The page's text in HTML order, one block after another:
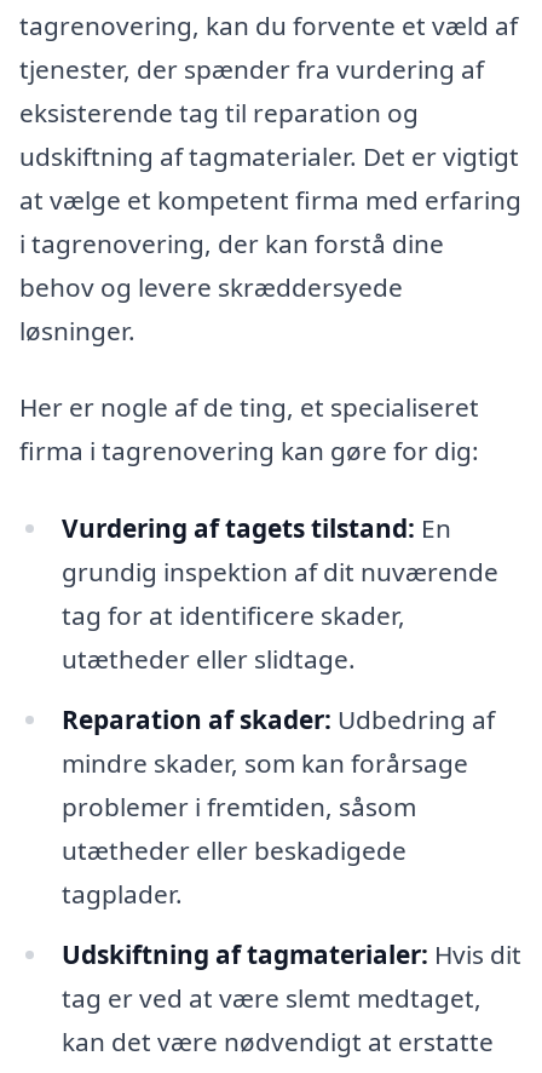
tagrenovering, kan du forvente et væld af
tjenester, der spænder fra vurdering af
eksisterende tag til reparation og
udskiftning af tagmaterialer. Det er vigtigt
at vælge et kompetent firma med erfaring
i tagrenovering, der kan forstå dine
behov og levere skræddersyede
løsninger.
Her er nogle af de ting, et specialiseret
firma i tagrenovering kan gøre for dig:
Vurdering af tagets tilstand: En
grundig inspektion af dit nuværende
tag for at identificere skader,
utætheder eller slidtage.
Reparation af skader: Udbedring af
mindre skader, som kan forårsage
problemer i fremtiden, såsom
utætheder eller beskadigede
tagplader.
Udskiftning af tagmaterialer: Hvis dit
tag er ved at være slemt medtaget,
kan det være nødvendigt at erstatte